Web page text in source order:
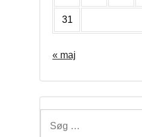
31
« maj
efter: